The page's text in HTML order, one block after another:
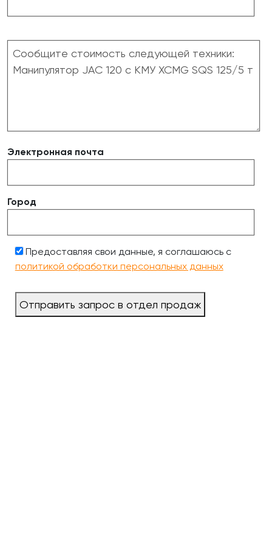
Электронная почта
Город
Предоставляя свои данные, я соглашаюсь с
политикой обработки персональных данных
Отправить запрос в отдел продаж